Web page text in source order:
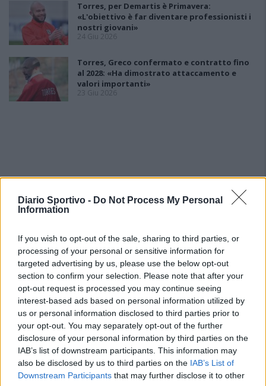
Diario Sportivo - Do Not Process My Personal
Information
If you wish to opt-out of the sale, sharing to third parties, or
processing of your personal or sensitive information for
targeted advertising by us, please use the below opt-out
section to confirm your selection. Please note that after your
opt-out request is processed you may continue seeing
interest-based ads based on personal information utilized by
us or personal information disclosed to third parties prior to
your opt-out. You may separately opt-out of the further
disclosure of your personal information by third parties on the
IAB’s list of downstream participants. This information may
also be disclosed by us to third parties on the IAB’s List of
Downstream Participants that may further disclose it to other
Torres, per Demartis è Primavera:
«L'obiettivo è far diventare professionisti i
nostri giovani»
24 Giu 2026
Torres, Greco confermato e contratto fino
al 2028: «Ha dimostrato attaccamento e
valori importanti»
23 Giu 2026